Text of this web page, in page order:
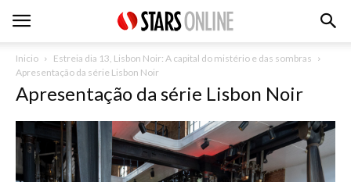
Inicio
Estreia dia 13, Lisbon Noir: A capital do mistério e das sombras
Apresentação da série Lisbon Noir
Apresentação da série Lisbon Noir